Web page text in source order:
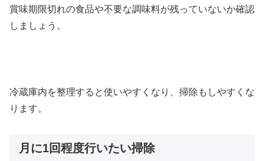
賞味期限切れの食品や不要な調味料が残っていないか確認
しましょう。
冷蔵庫内を整理すると使いやすくなり、掃除もしやすくな
ります。
月に1回程度行いたい掃除